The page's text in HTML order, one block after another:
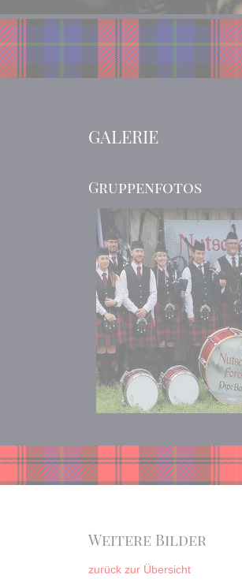
GALERIE
Gruppenfotos
Weitere Bilder
zurück zur Übersicht